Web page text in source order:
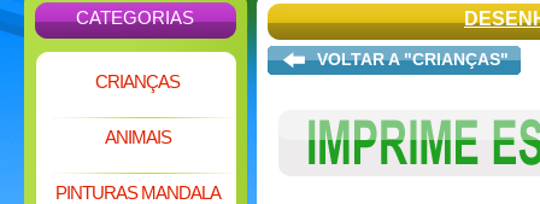
CATEGORIAS
CRIANÇAS
ANIMAIS
PINTURAS MANDALA
VOLTAR A "CRIANÇAS"